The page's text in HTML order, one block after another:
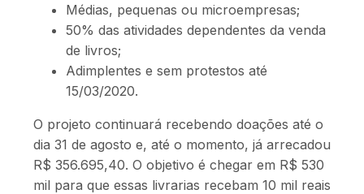
Médias, pequenas ou microempresas;
50% das atividades dependentes da venda
de livros;
Adimplentes e sem protestos até
15/03/2020.
O projeto continuará recebendo doações até o
dia 31 de agosto e, até o momento, já arrecadou
R$ 356.695,40. O objetivo é chegar em R$ 530
mil para que essas livrarias recebam 10 mil reais